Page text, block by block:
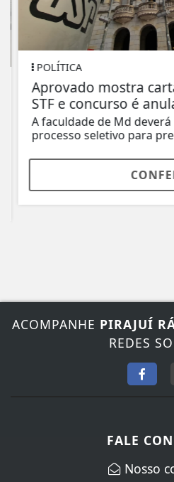
POLÍTICA
Aprovado mostra
STF e concurso é
A faculdade de Md
processo seletivo para
ACOMPANHEPIRAJUÍ
REDES
(14) 3572-1352